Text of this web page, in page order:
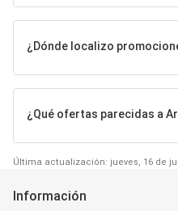
¿Dónde localizo
¿Qué ofertas parecidas a
Última actualización: jueves, 16 de
Información